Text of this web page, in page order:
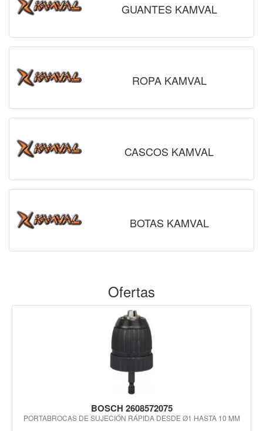
GUANTES KAMVAL
ROPA KAMVAL
CASCOS KAMVAL
BOTAS KAMVAL
Ofertas
BOSCH 2608572075
PORTABROCAS DE SUJECIÓN RÁPIDA DESDE Ø1 HASTA 10 MM